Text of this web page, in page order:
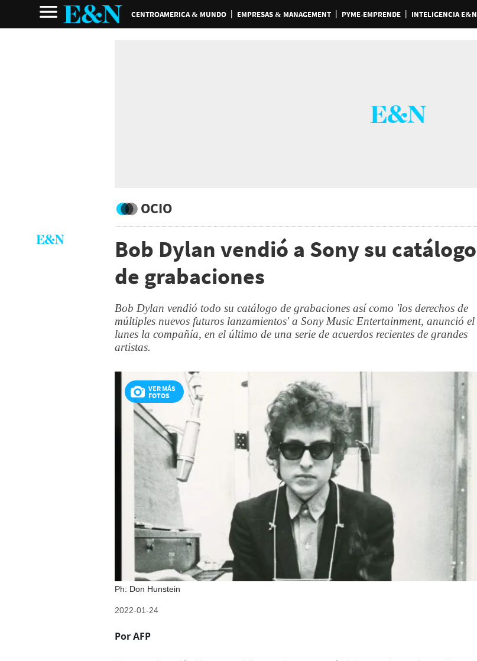
CENTROAMERICA & MUNDO EMPRESAS & MANAGEMENT PYME-EMPRENDE INTELIGENCIA E&N
OCIO
Bob Dylan vendió a Sony su catálogo
de grabaciones
Bob Dylan vendió todo su catálogo de grabaciones así como 'los derechos de
múltiples nuevos futuros lanzamientos' a Sony Music Entertainment, anunció el
lunes la compañía, en el último de una serie de acuerdos recientes de grandes
artistas.
VER MÁS
FOTOS
Ph: Don Hunstein
2022-01-24
Por AFP